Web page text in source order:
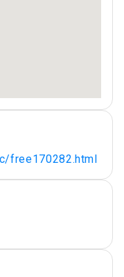
free170282.html